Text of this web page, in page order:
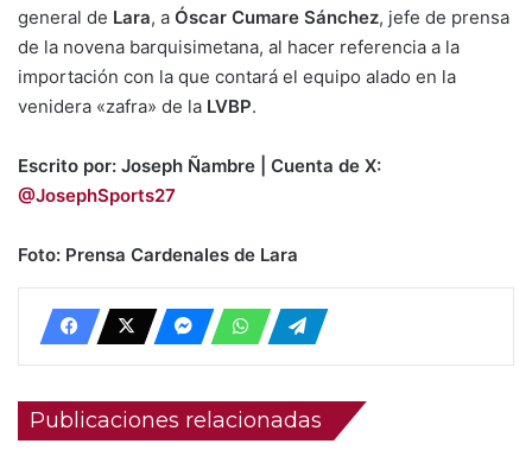
general de Lara, a Óscar Cumare Sánchez, jefe de prensa
de la novena barquisimetana, al hacer referencia a la
importación con la que contará el equipo alado en la
venidera «zafra» de la LVBP.
Escrito por: Joseph Ñambre | Cuenta de X:
@JosephSports27
Foto: Prensa Cardenales de Lara
Publicaciones relacionadas